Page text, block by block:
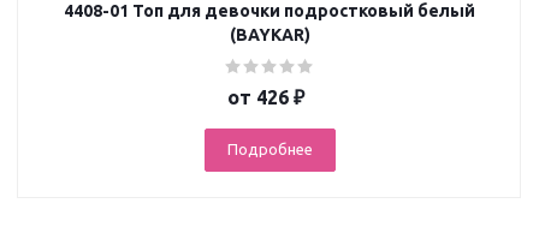
4408-01 Топ для девочки подростковый белый
(BAYKAR)
от 426 ₽
Подробнее